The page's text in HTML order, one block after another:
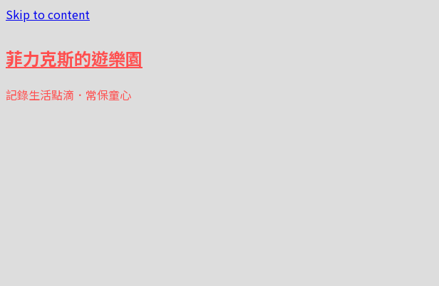
Skip to content
菲力克斯的遊樂園
記錄生活點滴．常保童心